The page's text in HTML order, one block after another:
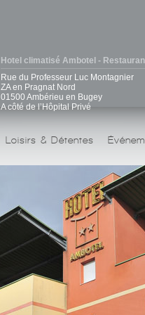
Hotel climatisé Ambotel -
Rue du Professeur Luc Montagnier
ZA en Pragnat Nord
01500 Ambérieu en Bugey
A côté de l’Hôpital Privé
Loisirs & Détentes